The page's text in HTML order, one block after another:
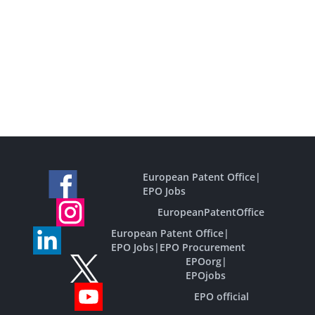
European Patent Office|
EPO Jobs
EuropeanPatentOffice
European Patent Office|
EPO Jobs| EPO Procurement
EPOorg|
EPOjobs
EPO official